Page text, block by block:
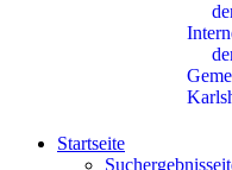
Startseite